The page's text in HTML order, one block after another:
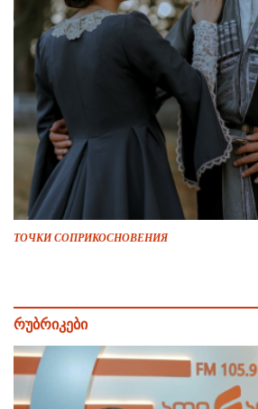
ТОЧКИ СОПРИКОСНОВЕНИЯ
რუბრიკები